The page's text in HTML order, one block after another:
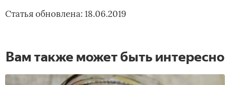
Статья обновлена: 18.06.2019
Вам также может быть интересно